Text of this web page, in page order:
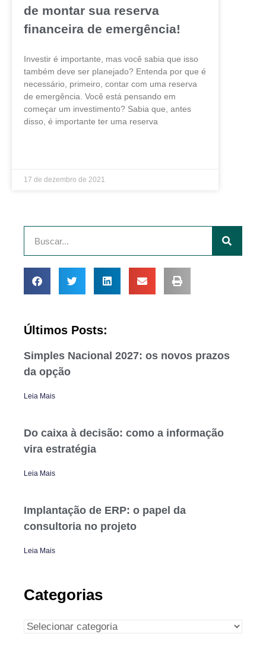
de montar sua reserva
financeira de emergência!
Investir é importante, mas você sabia que isso
também deve ser planejado? Entenda por que é
necessário, primeiro, contar com uma reserva
de emergência. Você está pensando em
começar um investimento? Sabia que, antes
disso, é importante ter uma reserva
17 de dezembro de 2021
Últimos Posts:
Simples Nacional 2027: os novos prazos
da opção
Leia Mais
Do caixa à decisão: como a informação
vira estratégia
Leia Mais
Implantação de ERP: o papel da
consultoria no projeto
Leia Mais
Categorias